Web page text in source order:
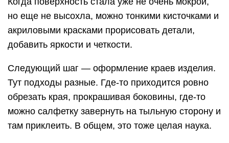
но еще не высохла, можно тонкими кисточками и
акриловыми красками прорисовать детали,
добавить яркости и четкости.
Следующий шаг — оформление краев изделия.
Тут подходы разные. Где-то приходится ровно
обрезать края, прокрашивая боковины, где-то
можно салфетку завернуть на тыльную сторону и
там приклеить. В общем, это тоже целая наука.